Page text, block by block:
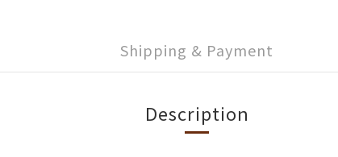
Shipping & Payment
Description